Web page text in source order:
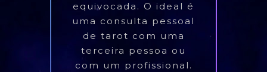
equivocada. O ideal é
uma consulta pessoal
de tarot com uma
terceira pessoa ou
com um profissional.